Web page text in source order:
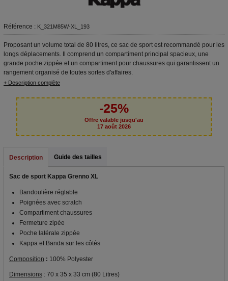
Référence : K_321M85W-XL_193
Proposant un volume total de 80 litres, ce sac de sport est recommandé pour les
longs déplacements. Il comprend un compartiment principal spacieux, une
grande poche zippée et un compartiment pour chaussures qui garantissent un
rangement organisé de toutes sortes d'affaires.
+ Description complète
-25%
Offre valable jusqu'au
17 août 2026
Description Guide des tailles
Sac de sport Kappa Grenno XL
Bandoulière réglable
Poignées avec scratch
Compartiment chaussures
Fermeture zipée
Poche latérale zippée
Kappa et Banda sur les côtés
Composition : 100% Polyester
Dimensions : 70 x 35 x 33 cm (80 Litres)